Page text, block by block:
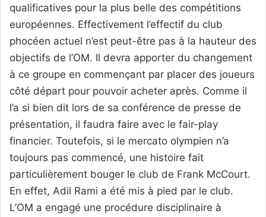
qualificatives pour la plus belle des compétitions
européennes. Effectivement l’effectif du club
phocéen actuel n’est peut-être pas à la hauteur des
objectifs de l’OM. Il devra apporter du changement
à ce groupe en commençant par placer des joueurs
côté départ pour pouvoir acheter après. Comme il
l’a si bien dit lors de sa conférence de presse de
présentation, il faudra faire avec le fair-play
financier. Toutefois, si le mercato olympien n’a
toujours pas commencé, une histoire fait
particulièrement bouger le club de Frank McCourt.
En effet, Adil Rami a été mis à pied par le club.
L’OM a engagé une procédure disciplinaire à